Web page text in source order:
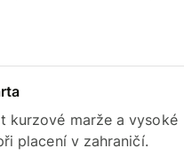
kurzové marže a vysoké
placení v zahraničí.